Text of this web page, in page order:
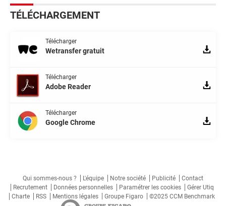
TÉLÉCHARGEMENT
Télécharger
Wetransfer gratuit
Télécharger
Adobe Reader
Télécharger
Google Chrome
Qui sommes-nous ? L'équipe Notre société Publicité
Contact
Recrutement
Données personnelles Paramétrer les cookies
Gérer Utiq
Charte
RSS Mentions légales Groupe Figaro ©2025 CCM Benchmark